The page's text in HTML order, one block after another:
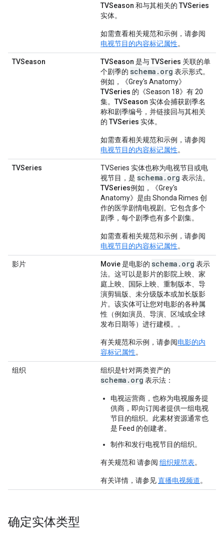
TVSeason 和与其相关的 TVSeries
实体。
如需查看相关规范和示例，请参阅
电视节目的内容标记属性。
TVSeason TVSeason 是与TVSeries 关联的单
个剧季的 schema.org 表示形式。
例如，《Grey's Anatomy》
TVSeries 的《Season 18》有 20
集。 TVSeason 实体会捕获剧季名
称和剧季编号，并链接回与其相关
的 TVSeries 实体。
如需查看相关规范和示例，请参阅
电视节目的内容标记属性。
TVSeries
TVSeries 实体也称为电视节目或电
视节目，是 schema.org 表示法。
TVSeries例如，《Grey's
Anatomy》是由 Shonda Rimes 创
作的医学剧情电视剧。它包含多个
剧季，每个剧季也有多个剧集。
如需查看相关规范和示例，请参阅
电视节目的内容标记属性。
影片 Movie是电影的 schema.org 表示
法。这可以是影片的影院上映、家
庭上映、国际上映、重制版本、导
演剪辑版、未分级版本或加长版影
片。该实体可让您对电影的各种属
性（例如演员、导演、区域或全球
发布日期等）进行建模。
。
有关规范和示例，请参阅电影的内
容标记属性。
组织 组织是针对两类资产的
schema.org 表示法 ：
电视运营商，也称为电视服务提
供商，即向订阅者提供一组电视
节目的组织。此素材资源通常也
是 Feed 的创建者。
制作和发行电视节目的组织。
有关规范和 请参阅 组织规范表。
有关详情，请参见直播电视频道。
确定实体类型